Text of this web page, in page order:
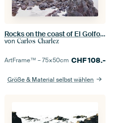
Rocks on the coast of El Golfo, Lanzarote island. Spain.
von Carlos Charlez
ArtFrame™ –75×50cm CHF108.-
Größe & Material selbst wählen